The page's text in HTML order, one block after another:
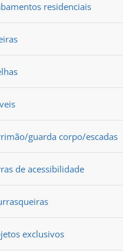
residenciais
guarda corpo/escadas
de acessibilidade
exclusivos